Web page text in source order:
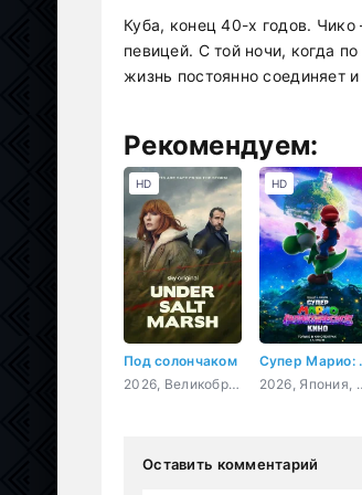
Куба, конец 40-х годов.
певицей. С той ночи, когда
жизнь постоянно соединяет
Рекомендуем:
Под солончаком
2026, Великобритания, детектив, драма, криминал
HD
Супер
2026, Япония, США,
HD
Оставить комментарий